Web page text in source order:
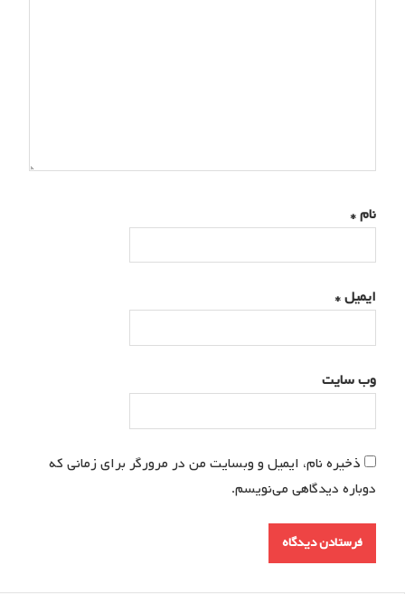
نام*
ایمیل*
وب‌ سایت
ذخیره نام، ایمیل و وبسایت من در مرورگر برای زمانی که
دوباره دیدگاهی می‌نویسم.